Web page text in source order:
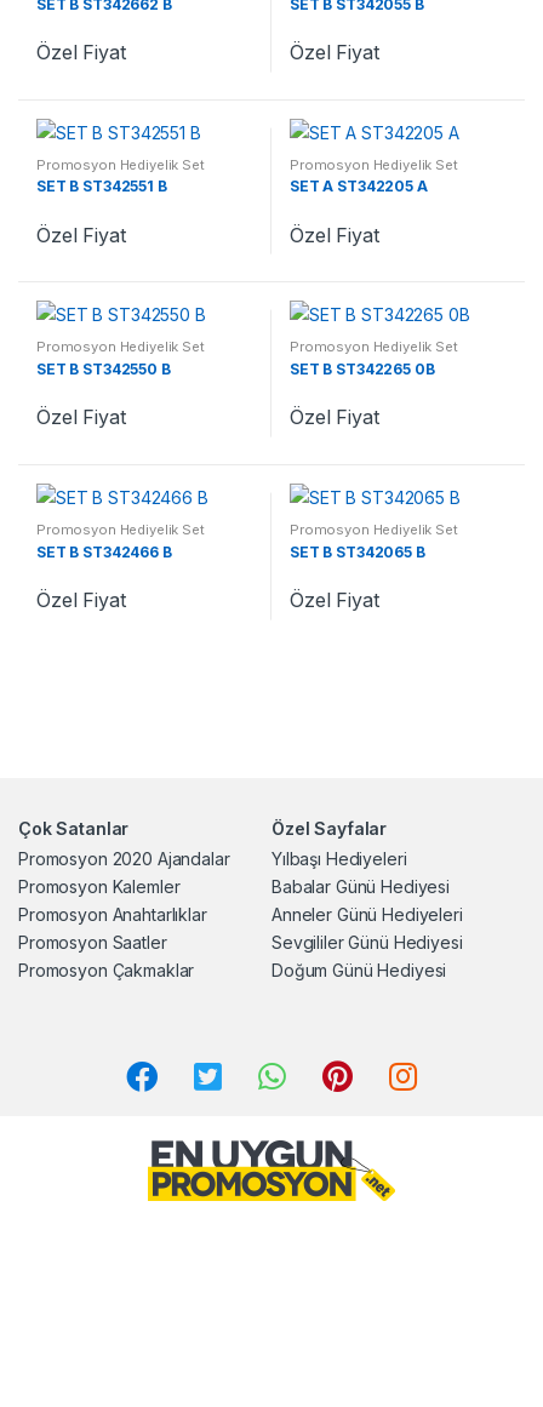
SET B ST342662 B
Özel Fiyat
SET B ST342055 B
Özel Fiyat
Promosyon Hediyelik Set
SET B ST342551 B
Özel Fiyat
Promosyon Hediyelik Set
SET A ST342205 A
Özel Fiyat
Promosyon Hediyelik Set
SET B ST342550 B
Özel Fiyat
Promosyon Hediyelik Set
SET B ST342265 0B
Özel Fiyat
Promosyon Hediyelik Set
SET B ST342466 B
Özel Fiyat
Promosyon Hediyelik Set
SET B ST342065 B
Özel Fiyat
Çok Satanlar
Promosyon 2020 Ajandalar
Promosyon Kalemler
Promosyon Anahtarlıklar
Promosyon Saatler
Promosyon Çakmaklar
Özel Sayfalar
Yılbaşı Hediyeleri
Babalar Günü Hediyesi
Anneler Günü Hediyeleri
Sevgililer Günü Hediyesi
Doğum Günü Hediyesi